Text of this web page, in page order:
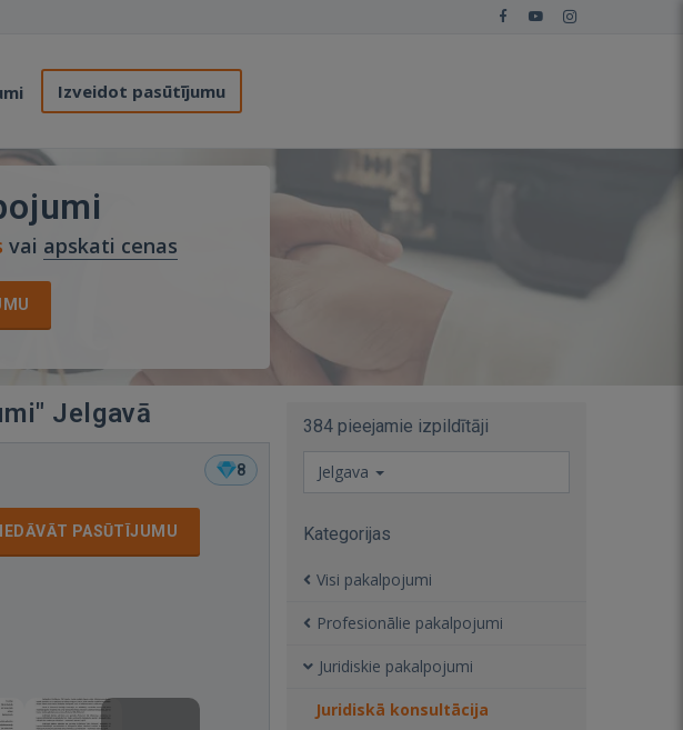
Izveidot pasūtījumu
vai apskati cenas
Jelgavā
8
PASŪTĪJUMU
384 pieejamie izpildītāji
Jelgava
Kategorijas
Visi pakalpojumi
Profesionālie pakalpojumi
Juridiskie pakalpojumi
Juridiskā konsultācija